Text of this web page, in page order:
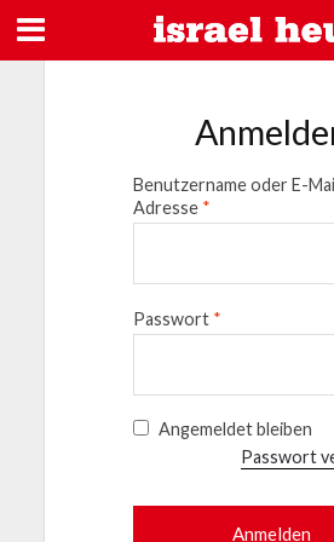
Benutzername oder E-
Adresse *
Passwort *
Angemeldet bleiben
Passwort
Anmelden